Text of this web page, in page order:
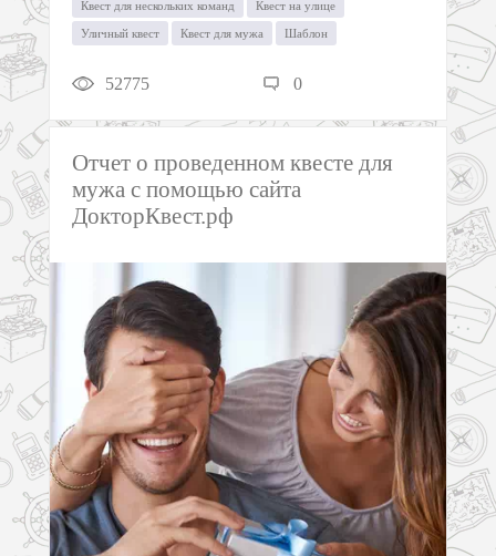
Квест для нескольких команд Квест на улице
Уличный квест Квест для мужа Шаблон
52775 0
Отчет о проведенном квесте для
мужа с помощью сайта
ДокторКвест.рф